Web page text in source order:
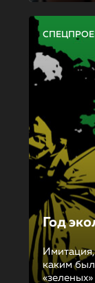
Год
каким
«зеленых»